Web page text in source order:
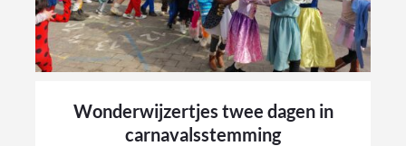
Wonderwijzertjes twee dagen in
carnavalsstemming